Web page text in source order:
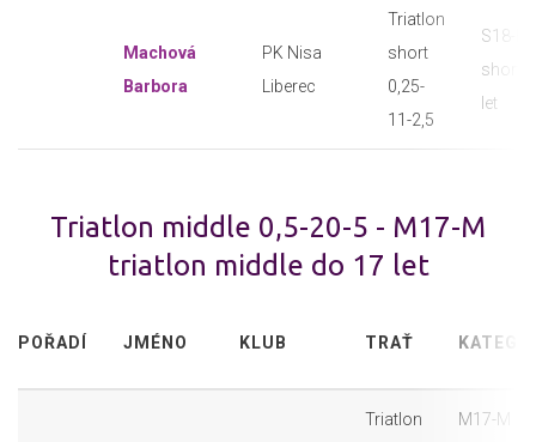
Machová
Barbora
PK Nisa
Liberec
Triatlon
short
0,25-
11-2,5
S18-F
short
let
Triatlon middle 0,5-20-5 - M17-M
triatlon middle do 17 let
POŘADÍ JMÉNO KLUB TRAŤ
Triatlon
M17-M